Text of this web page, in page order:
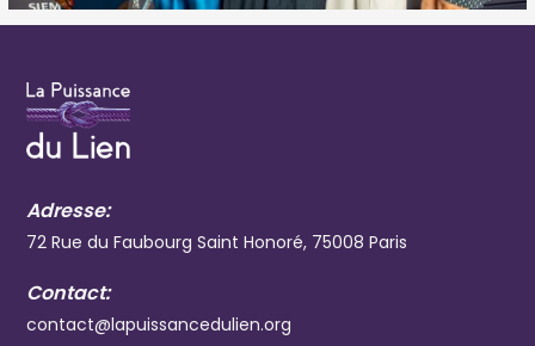
Adresse:
72 Rue du Faubourg Saint Honoré, 75008 Paris
Contact:
contact@lapuissancedulien.org